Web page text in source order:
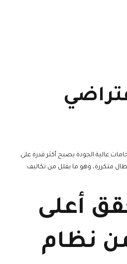
عالية الجودة يصبح أكثر قدرة على
متكررة، وهو ما يقلل من تكاليف
أعلى
نظام